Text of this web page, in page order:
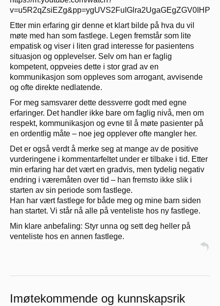
Etter min erfaring gir denne et klart bilde på hva du vil
møte med han som fastlege. Legen fremstår som lite
empatisk og viser i liten grad interesse for pasientens
situasjon og opplevelser. Selv om han er faglig
kompetent, oppveies dette i stor grad av en
kommunikasjon som oppleves som arrogant, avvisende
og ofte direkte nedlatende.
For meg samsvarer dette dessverre godt med egne
erfaringer. Det handler ikke bare om faglig nivå, men om
respekt, kommunikasjon og evne til å møte pasienter på
en ordentlig måte – noe jeg opplever ofte mangler her.
Det er også verdt å merke seg at mange av de positive
vurderingene i kommentarfeltet under er tilbake i tid. Etter
min erfaring har det vært en gradvis, men tydelig negativ
endring i væremåten over tid – han fremsto ikke slik i
starten av sin periode som fastlege.
Han har vært fastlege for både meg og mine barn siden
han startet. Vi står nå alle på venteliste hos ny fastlege.
Min klare anbefaling: Styr unna og sett deg heller på
venteliste hos en annen fastlege.
Imøtekommende og kunnskapsrik